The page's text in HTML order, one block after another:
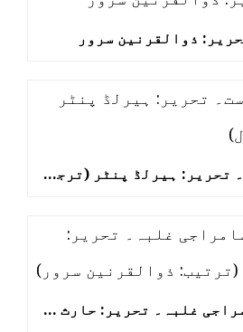
ذوالقرنین سرور
فن، سچ اور سیاست۔ تحریر: ہیرلڈ پنٹر (ترجمہ: اجمل کمال)
یونیورسٹی پر سامراجی غلبہ۔ تحریر: حارث ظہور گوندل (ترتیب: ذوالقرنین سرور)